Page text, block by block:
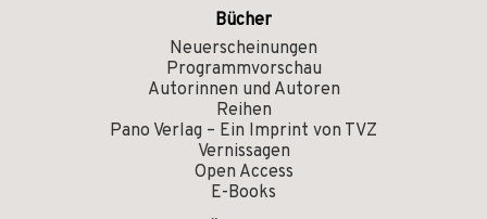
Bücher
Neuerscheinungen
Programmvorschau
Autorinnen und Autoren
Reihen
Pano Verlag – Ein Imprint von TVZ
Vernissagen
Open Access
E-Books